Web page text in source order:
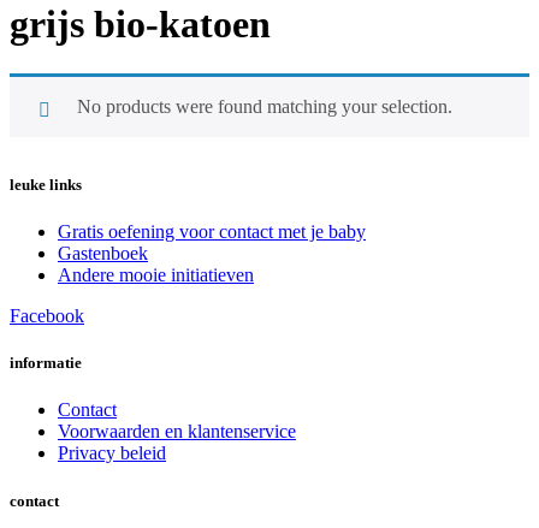
grijs bio-katoen
No products were found matching your selection.
leuke links
Gratis oefening voor contact met je baby
Gastenboek
Andere mooie initiatieven
Facebook
informatie
Contact
Voorwaarden en klantenservice
Privacy beleid
contact